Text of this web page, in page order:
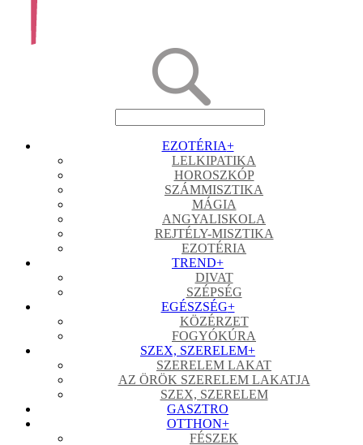
EZOTÉRIA+
LELKIPATIKA
HOROSZKÓP
SZÁMMISZTIKA
MÁGIA
ANGYALISKOLA
REJTÉLY-MISZTIKA
EZOTÉRIA
TREND+
DIVAT
SZÉPSÉG
EGÉSZSÉG+
KÖZÉRZET
FOGYÓKÚRA
SZEX, SZERELEM+
SZERELEM LAKAT
AZ ÖRÖK SZERELEM LAKATJA
SZEX, SZERELEM
GASZTRO
OTTHON+
FÉSZEK